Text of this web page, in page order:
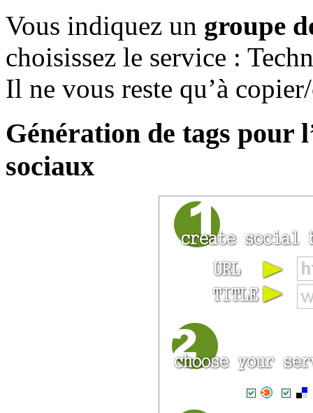
Vous indiquez un groupe
choisissez le service :
Il ne vous reste qu’à
Génération de tags pour
sociaux